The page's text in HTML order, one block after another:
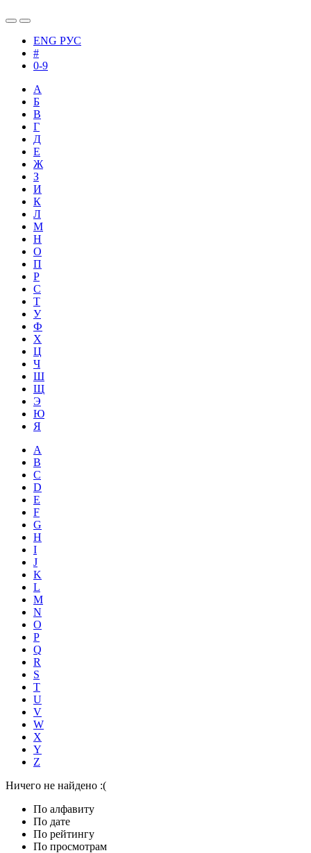
ENG РУС
#
0-9
А
Б
В
Г
Д
Е
Ж
З
И
К
Л
М
Н
О
П
Р
С
Т
У
Ф
Х
Ц
Ч
Ш
Щ
Э
Ю
Я
A
B
C
D
E
F
G
H
I
J
K
L
M
N
O
P
Q
R
S
T
U
V
W
X
Y
Z
Ничего не найдено :(
По алфавиту
По дате
По рейтингу
По просмотрам